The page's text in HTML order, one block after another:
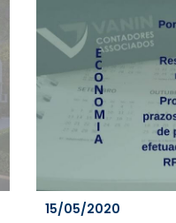
15/05/2020